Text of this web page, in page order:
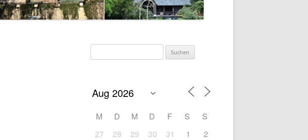
nach:
M D M D F S
S
27
28 29 30 31 1
2